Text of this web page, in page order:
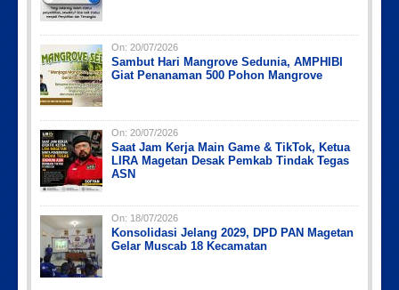
On: 20/07/2026
Sambut Hari Mangrove Sedunia, AMPHIBI
Giat Penanaman 500 Pohon Mangrove
On: 20/07/2026
Saat Jam Kerja Main Game & TikTok, Ketua
LIRA Magetan Desak Pemkab Tindak Tegas
ASN
On: 18/07/2026
Konsolidasi Jelang 2029, DPD PAN Magetan
Gelar Muscab 18 Kecamatan